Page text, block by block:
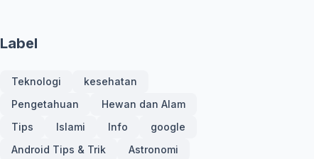
Label
Teknologi
kesehatan
Pengetahuan
Hewan dan Alam
Tips
Islami Info
google
Android Tips & Trik
Astronomi